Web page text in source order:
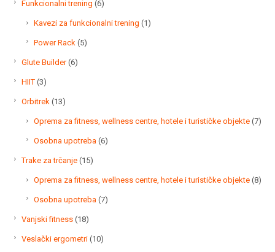
Funkcionalni trening 66
Kavezi za funkcionalni trening 11
Power Rack 55
Glute Builder 66
HIIT 33
Orbitrek 1313
Oprema za fitness, wellness centre, hotele i turističke objekte 77
Osobna upotreba 66
Trake za trčanje 1515
Oprema za fitness, wellness centre, hotele i turističke objekte 88
Osobna upotreba 77
Vanjski fitness 1818
Veslački ergometri 1010